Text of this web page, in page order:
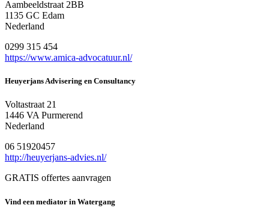
Aambeeldstraat 2BB
1135 GC Edam
Nederland
0299 315 454
https://www.amica-advocatuur.nl/
Heuyerjans Advisering en Consultancy
Voltastraat 21
1446 VA Purmerend
Nederland
06 51920457
http://heuyerjans-advies.nl/
GRATIS offertes aanvragen
Vind een mediator in Watergang